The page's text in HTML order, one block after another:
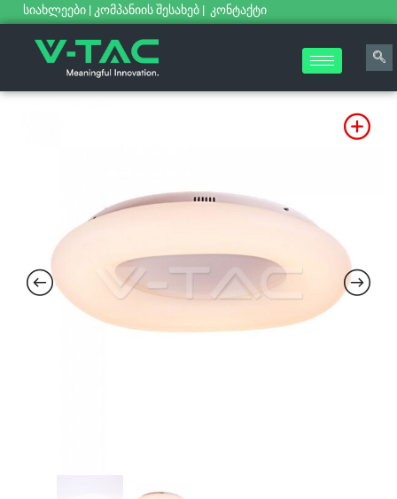
სიახლეები | კომპანიის შესახებ | კონტაქტი